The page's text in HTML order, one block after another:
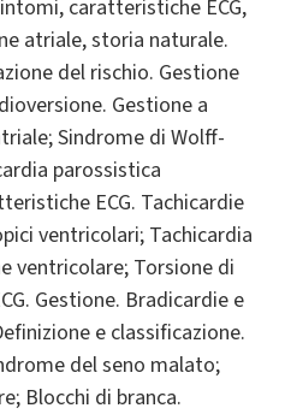
caratteristiche ECG,
atriale, storia naturale.
del rischio. Gestione
Gestione a
Sindrome di Wolff-
parossistica
ECG. Tachicardie
ventricolari; Tachicardia
ventricolare; Torsione di
Gestione. Bradicardie e
e classificazione.
del seno malato;
Blocchi di branca.